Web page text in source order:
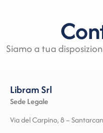
Siamo a tua
Libram Srl
Sede Legale
Via del Carpino, 8 –